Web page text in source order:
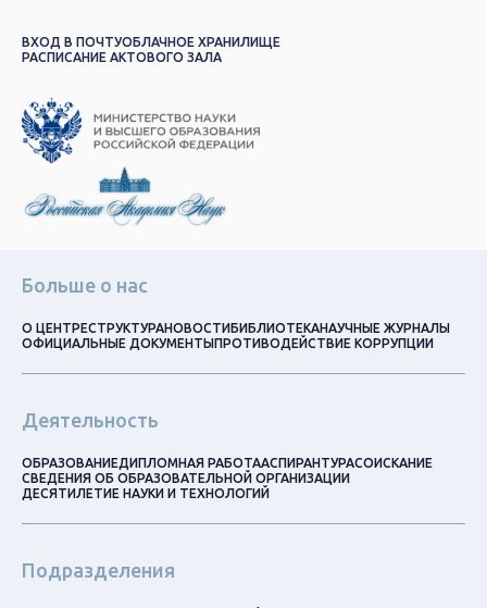
ВХОД В ПОЧТУОБЛАЧНОЕ ХРАНИЛИЩЕ
РАСПИСАНИЕ АКТОВОГО ЗАЛА
Больше о нас
О ЦЕНТРЕСТРУКТУРАНОВОСТИБИБЛИОТЕКАНАУЧНЫЕ ЖУРНАЛЫ
ОФИЦИАЛЬНЫЕ ДОКУМЕНТЫПРОТИВОДЕЙСТВИЕ КОРРУПЦИИ
Деятельность
ОБРАЗОВАНИЕДИПЛОМНАЯ РАБОТААСПИРАНТУРАСОИСКАНИЕ
СВЕДЕНИЯ ОБ ОБРАЗОВАТЕЛЬНОЙ ОРГАНИЗАЦИИ
ДЕСЯТИЛЕТИЕ НАУКИ И ТЕХНОЛОГИЙ
Подразделения